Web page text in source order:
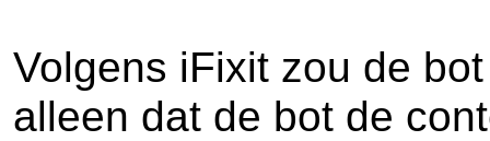
Volgens iFixit zou de
alleen dat de bot de